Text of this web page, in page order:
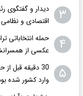
۳
دیدار و گفتگوی
اقتصادی و
۴
حمله انتخاباتی
عکسی از
۵
وارد کشور شده